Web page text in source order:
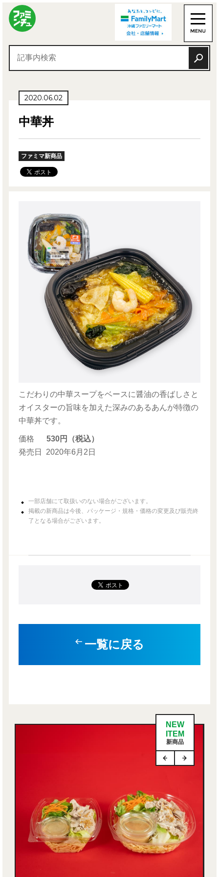
2020.06.02
中華丼
ファミマ新商品
こだわりの中華スープをベースに醤油の香ばしさと
オイスターの旨味を加えた深みのあるあんが特徴の
中華丼です。
価格
530円（税込）
発売日
2020年6月2日
一部店舗にて取扱いのない場合がございます。
掲載の新商品は今後、パッケージ・規格・価格の変更及び販売終
了となる場合がございます。
一覧に戻る
NEW
ITEM
新商品